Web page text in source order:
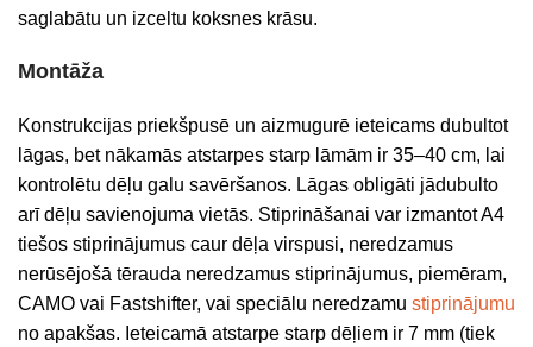
saglabātu un izceltu koksnes krāsu.
Montāža
Konstrukcijas priekšpusē un aizmugurē ieteicams dubultot
lāgas, bet nākamās atstarpes starp lāmām ir 35–40 cm, lai
kontrolētu dēļu galu savēršanos. Lāgas obligāti jādubulto
arī dēļu savienojuma vietās. Stiprināšanai var izmantot A4
tiešos stiprinājumus caur dēļa virspusi, neredzamus
nerūsējošā tērauda neredzamus stiprinājumus, piemēram,
CAMO vai Fastshifter, vai speciālu neredzamu stiprinājumu
no apakšas. Ieteicamā atstarpe starp dēļiem ir 7 mm (tiek